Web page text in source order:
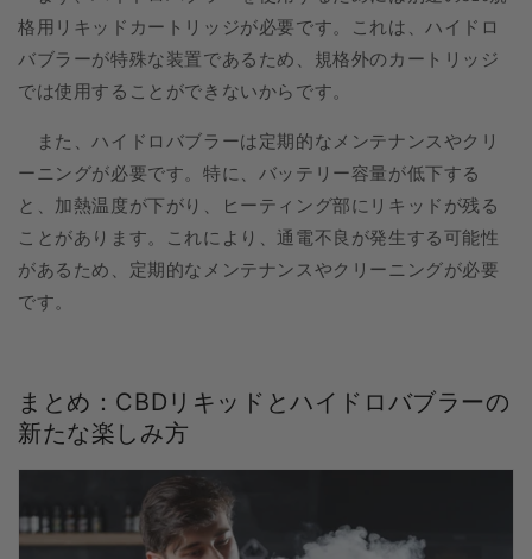
格用リキッドカートリッジが必要です。これは、ハイドロ
バブラーが特殊な装置であるため、規格外のカートリッジ
では使用することができないからです。
また、ハイドロバブラーは定期的なメンテナンスやクリ
ーニングが必要です。特に、バッテリー容量が低下する
と、加熱温度が下がり、ヒーティング部にリキッドが残る
ことがあります。これにより、通電不良が発生する可能性
があるため、定期的なメンテナンスやクリーニングが必要
です。
まとめ：CBDリキッドとハイドロバブラーの
新たな楽しみ方